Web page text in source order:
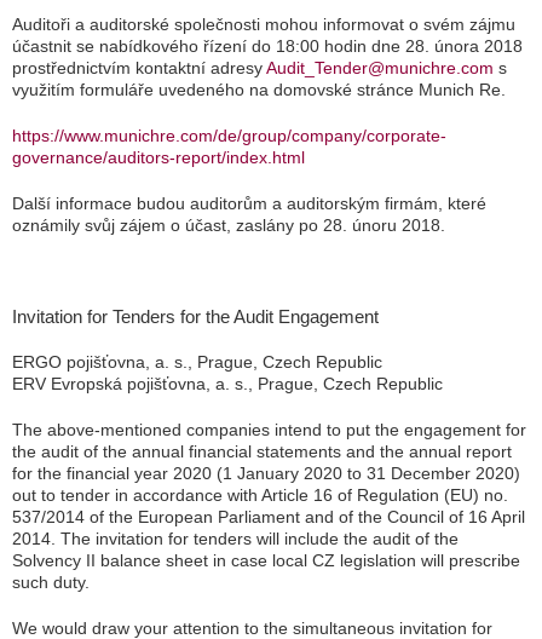
Auditoři a auditorské společnosti mohou informovat o svém zájmu
účastnit se nabídkového řízení do 18:00 hodin dne 28. února 2018
prostřednictvím kontaktní adresyAudit_Tender@munichre.com s
využitím formuláře uvedeného na domovské stránce Munich Re.
https://www.munichre.com/de/group/company/corporate-
governance/auditors-report/index.html
Další informace budou auditorům a auditorským firmám, které
oznámily svůj zájem o účast, zaslány po 28. únoru 2018.
Invitation for Tenders for the Audit Engagement
ERGO pojišťovna, a. s., Prague, Czech Republic
ERV Evropská pojišťovna, a. s., Prague, Czech Republic
The above-mentioned companies intend to put the engagement for
the audit of the annual financial statements and the annual report
for the financial year 2020 (1 January 2020 to 31 December 2020)
out to tender in accordance with Article 16 of Regulation (EU) no.
537/2014 of the European Parliament and of the Council of 16 April
2014. The invitation for tenders will include the audit of the
Solvency II balance sheet in case local CZ legislation will prescribe
such duty.
We would draw your attention to the simultaneous invitation for